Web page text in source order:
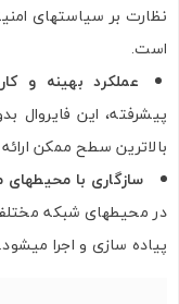
نظارت بر سیاستهای
است.
عملکرد بهینه و
پیشرفته، این فایروال
بالاترین سطح ممکن
سازگاری با
در محیطهای شبکه
پیاده‌ سازی و اجرا میشود.